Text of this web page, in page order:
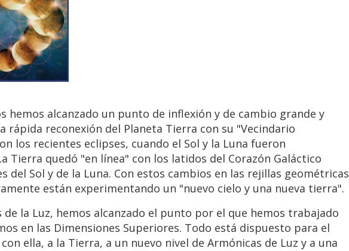
hemos alcanzado un punto de inflexión y de cambio grande y
rápida reconexión del Planeta Tierra con su "Vecindario
los recientes eclipses, cuando el Sol y la Luna fueron
Tierra quedó "en línea" con los latidos del Corazón Galáctico
del Sol y de la Luna. Con estos cambios en las rejillas geométricas
están experimentando un "nuevo cielo y una nueva tierra".
la Luz, hemos alcanzado el punto por el que hemos trabajado
en las Dimensiones Superiores. Todo está dispuesto para el
ella, a la Tierra, a un nuevo nivel de Armónicas de Luz y a una